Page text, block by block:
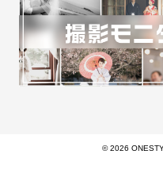
© 2026